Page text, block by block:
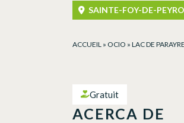
SAINTE-FOY-DE-
ACCUEIL » OCIO » LAC DE PARAYRE
Gratuit
ACERCA DE